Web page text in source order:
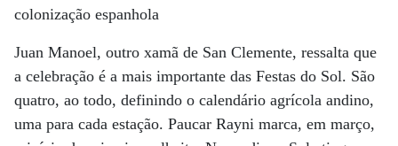
colonização espanhola
Juan Manoel, outro xamã de San Clemente, ressalta que
a celebração é a mais importante das Festas do Sol. São
quatro, ao todo, definindo o calendário agrícola andino,
uma para cada estação. Paucar Rayni marca, em março,